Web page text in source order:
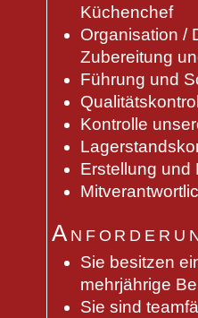
Küchenchef
Organisation /
Zubereitung
Führung und
Kontrolle
Erstellung und
Sie besitzen
mehrjährige
Sie sind